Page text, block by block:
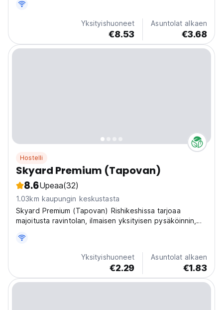
bidet, while selected rooms also boast a balcony and
others also feature mountain views. The
accommodation offers...Yksityishuoneet
€8.53
Asuntolat alkaen
€3.68
Hostelli
Skyard Premium (Tapovan)
8.6Upeaa(32)
1.03km kaupungin keskustasta
Skyard Premium (Tapovan) Rishikeshissa tarjoaa
majoitusta ravintolan, ilmaisen yksityisen pysäköinnin,
Yksityishuoneet
€2.29
Asuntolat alkaen
€1.83